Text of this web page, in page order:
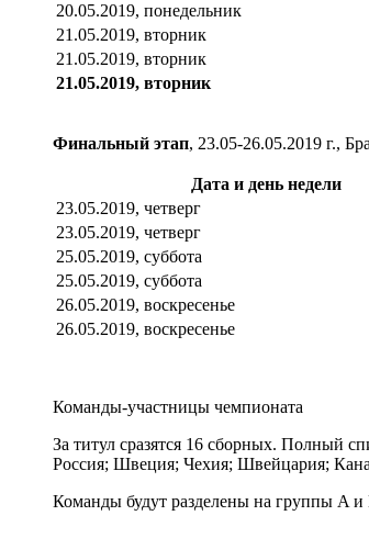
20.05.2019, понедельник
21.05.2019, вторник
21.05.2019, вторник
21.05.2019, вторник
Финальный этап, 23.05-26.05.2019 г.,
Дата и день недели
23.05.2019, четверг
23.05.2019, четверг
25.05.2019, суббота
25.05.2019, суббота
26.05.2019, воскресенье
26.05.2019, воскресенье
Команды-участницы чемпионата
За титул сразятся 16 сборных. Полный
Россия; Швеция; Чехия; Швейцария;
Команды будут разделены на группы A и